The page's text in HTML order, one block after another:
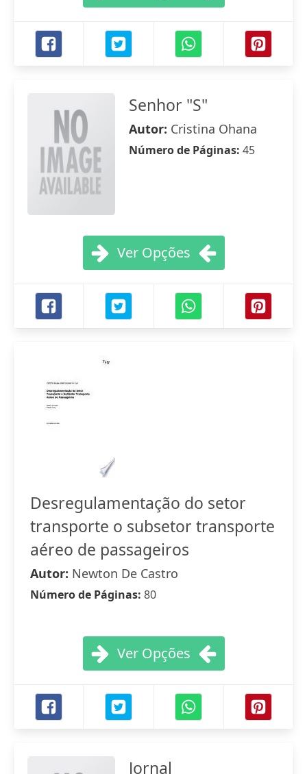
Senhor "S"
Autor: Cristina Ohana
Número de Páginas: 45
Ver Opções
Desregulamentação do setor
transporte o subsetor transporte
aéreo de passageiros
Autor: Newton De Castro
Número de Páginas: 80
Ver Opções
Jornal